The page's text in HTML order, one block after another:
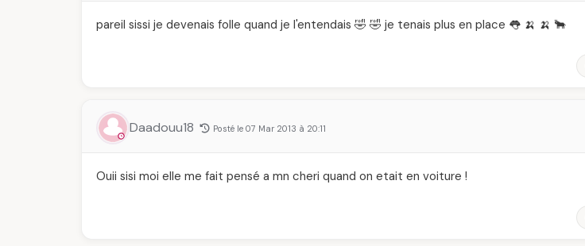
pareil sissi je devenais folle quand je l'entendais 🤣 🤣 je tenais plus en place 👅 🍌 🍌 🐂
Daadouu18 Posté le 07 Mar 2013 à 20:11
Ouii sisi moi elle me fait pensé a mn cheri quand on etait en voiture !